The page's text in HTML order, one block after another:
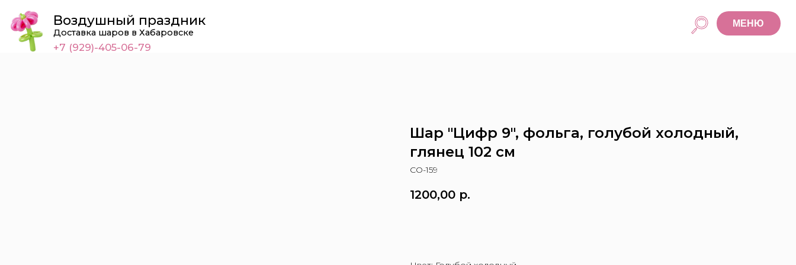
Воздушный праздник
Доставка шаров в Хабаровске
+7 (929)-405-06-79
Шар "Цифр 9", фольга, голубой холодный,
глянец 102 см
CO-159
1200,00 р.